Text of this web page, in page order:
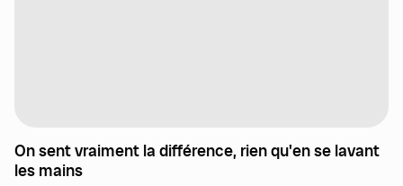
On sent vraiment la différence, rien qu'en se lavant
les mains